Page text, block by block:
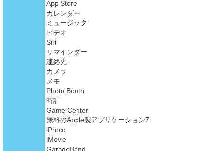
App Store
カレンダー
ミュージック
ビデオ
Siri
リマインダー
連絡先
カメラ
メモ
Photo Booth
時計
Game Center
無料のApple製アプリケーション7
iPhoto
iMovie
GarageBand